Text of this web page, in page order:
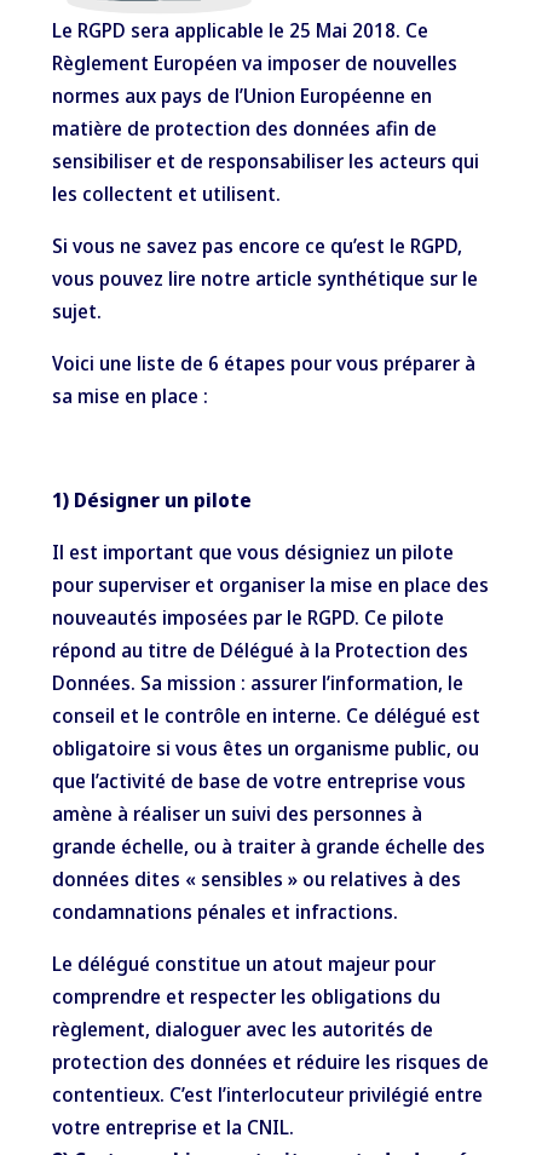
Le RGPD sera applicable le 25 Mai 2018. Ce
Règlement Européen va imposer de nouvelles
normes aux pays de l’Union Européenne en
matière de protection des données afin de
sensibiliser et de responsabiliser les acteurs qui
les collectent et utilisent.
Si vous ne savez pas encore ce qu’est le RGPD,
vous pouvez lire notre article synthétique sur le
sujet.
Voici une liste de 6 étapes pour vous préparer à
sa mise en place :
1) Désigner un pilote
Il est important que vous désigniez un pilote
pour superviser et organiser la mise en place des
nouveautés imposées par le RGPD. Ce pilote
répond au titre de Délégué à la Protection des
Données. Sa mission : assurer l’information, le
conseil et le contrôle en interne. Ce délégué est
obligatoire si vous êtes un organisme public, ou
que l’activité de base de votre entreprise vous
amène à réaliser un suivi des personnes à
grande échelle, ou à traiter à grande échelle des
données dites « sensibles » ou relatives à des
condamnations pénales et infractions.
Le délégué constitue un atout majeur pour
comprendre et respecter les obligations du
règlement, dialoguer avec les autorités de
protection des données et réduire les risques de
contentieux. C’est l’interlocuteur privilégié entre
votre entreprise et la CNIL.